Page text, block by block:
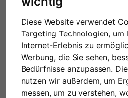
Diese Website verwendet
Targeting Technologien, um
Internet-Erlebnis zu
Werbung, die Sie sehen,
Bedürfnisse anzupassen.
nutzen wir außerdem, um
messen, um zu verstehen,